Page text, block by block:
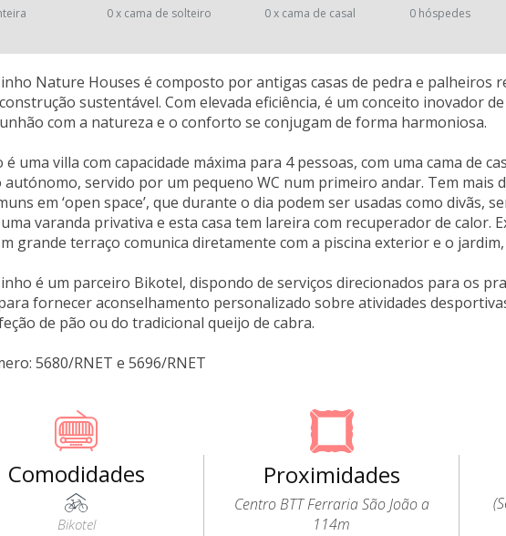
0 x cama de solteiro 0 x cama de casal 0 hóspedes
Nature Houses é composto por antigas casas de pedra e palheiros
sustentável. Com elevada eficiência, é um conceito inovador
com a natureza e o conforto se conjugam de forma harmoniosa.
é uma villa com capacidade máxima para 4 pessoas, com uma cama de
servido por um pequeno WC num primeiro andar. Tem mais
em ‘open space’, que durante o dia podem ser usadas como divãs,
varanda privativa e esta casa tem lareira com recuperador de calor.
grande terraço comunica diretamente com a piscina exterior e o jardim,
é um parceiro Bikotel, dispondo de serviços direcionados para os
fornecer aconselhamento personalizado sobre atividades
de pão ou do tradicional queijo de cabra.
5680/RNET e 5696/RNET
Comodidades
Bikotel
Proximidades
Centro BTT Ferraria São João a
114m